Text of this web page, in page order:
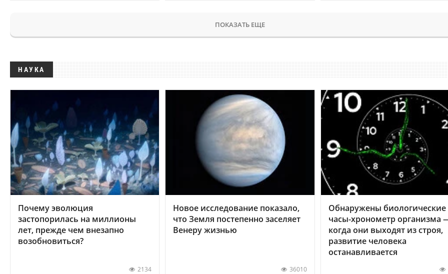
ПОКАЗАТЬ ЕЩЕ
НАУКА
Почему эволюция
застопорилась на миллионы
лет, прежде чем внезапно
возобновиться?
2134
Новое исследование показало,
что Земля постепенно заселяет
Венеру жизнью
36010
Обнаружены биологические
часы-хронометр организма
когда они выходят из строя,
развитие человека
останавливается